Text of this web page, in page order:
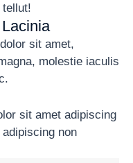
sit amet,
molestie iaculis
sit amet adipiscing
non